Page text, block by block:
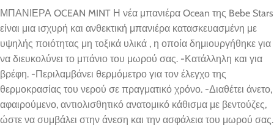
ΜΠΑΝΙΕΡΑ OCEAN MINT Η νέα μπανιέρα Ocean της Bebe Stars
είναι μια ισχυρή και ανθεκτική μπανιέρα κατασκευασμένη με
υψηλής ποιότητας μη τοξικά υλικά , η οποία δημιουργήθηκε για
να διευκολύνει το μπάνιο του μωρού σας. -Κατάλληλη και για
βρέφη. -Περιλαμβάνει θερμόμετρο για τον έλεγχο της
θερμοκρασίας του νερού σε πραγματικό χρόνο. -Διαθέτει άνετο,
αφαιρούμενο, αντιολισθητικό ανατομικό κάθισμα με βεντούζες,
ώστε να συμβάλει στην άνεση και την ασφάλεια του μωρού σας.